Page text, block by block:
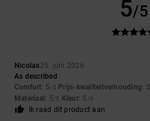
5/5
Nicolas25. juni 2026
As described
Comfort: 5/5 Prijs-kwaliteitverhouding: 5
Materiaal : 5/5 Kleur: 5 /5
Ik raad dit product aan